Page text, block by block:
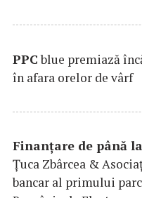
PPCblue premiază
în afara orelor de vârf
Finanțare de până
Țuca Zbârcea &
bancar al primului